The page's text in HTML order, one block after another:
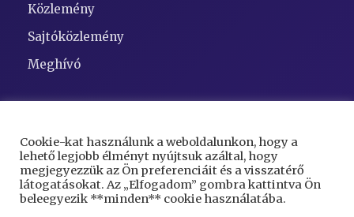
Közlemény
Sajtóközlemény
Meghívó
Cím:
5948 Kaszaper, Szent Gellért tér 1
Telefon: 68/423-000
Cookie-kat használunk a weboldalunkon, hogy a
lehető legjobb élményt nyújtsuk azáltal, hogy
megjegyezzük az Ön preferenciáit és a visszatérő
látogatásokat. Az „Elfogadom” gombra kattintva Ön
beleegyezik **minden** cookie használatába.